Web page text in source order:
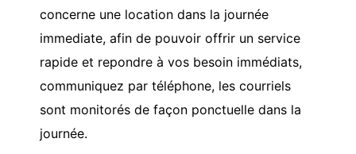
concerne une location dans la journée
immediate, afin de pouvoir offrir un service
rapide et repondre à vos besoin immédiats,
communiquez par téléphone, les courriels
sont monitorés de façon ponctuelle dans la
journée.